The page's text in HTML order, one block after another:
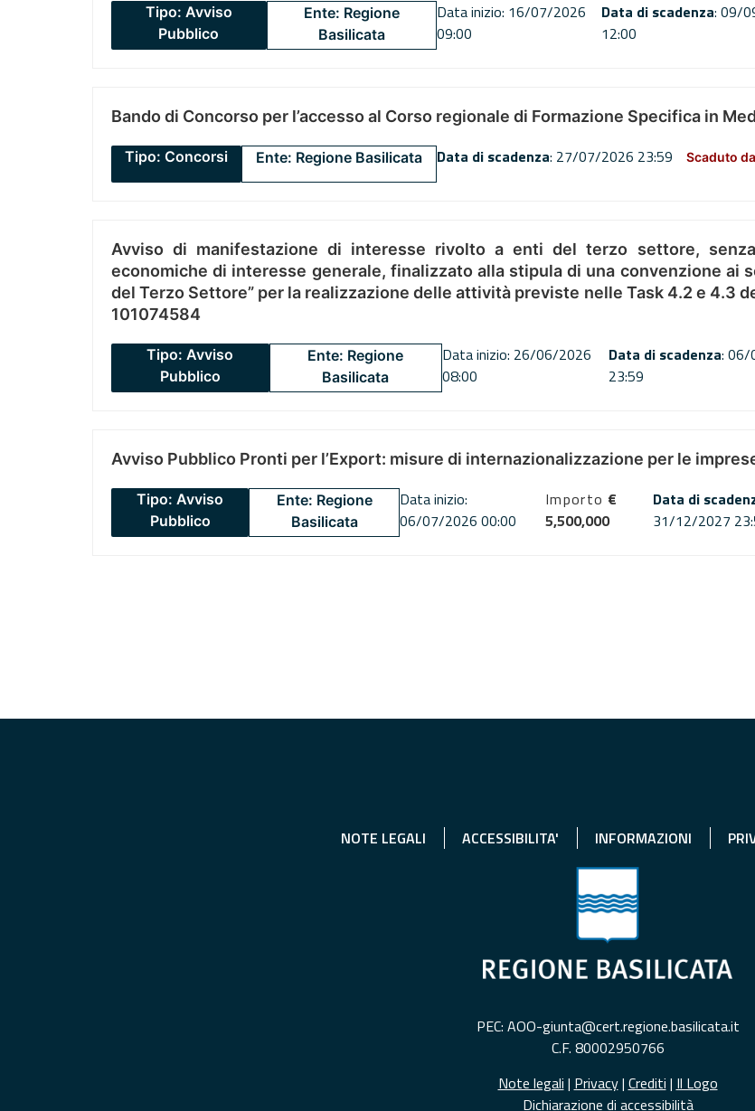
Tipo: Avviso
Pubblico
Ente: Regione
Basilicata
Data inizio: 16/07/2026
09:00
Data di scadenza: 09/
12:00
Bando di Concorso per l’accesso al Corso regionale di Formazione Specifica in
Tipo: Concorsi Ente: Regione Basilicata Data di scadenza: 27/07/2026 23:59 Scaduto
Avviso di manifestazione di interesse rivolto a enti del terzo settore,
economiche di interesse generale, finalizzato alla stipula di una convenzione ai
del Terzo Settore” per la realizzazione delle attività previste nelle Task 4.2 e 4.3
101074584
Tipo: Avviso
Pubblico
Ente: Regione
Basilicata
Data inizio: 26/06/2026
08:00
Data di scadenza:
23:59
Avviso Pubblico Pronti per l’Export: misure di internazionalizzazione per le
Tipo: Avviso
Pubblico
Ente: Regione
Basilicata
Data inizio:
06/07/2026 00:00
Importo €
5,500,000
Data di
31/12/2027
NOTE LEGALI ACCESSIBILITA' INFORMAZIONI
PEC: AOO-giunta@cert.regione.basilicata.it
C.F. 80002950766
Note legali | Privacy| Crediti | Il Logo
Dichiarazione di accessibilità